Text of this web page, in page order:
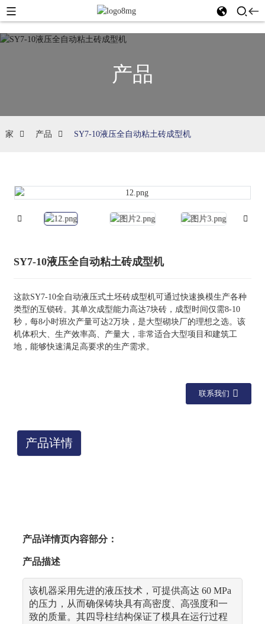
产品
家 产品 SY7-10液压全自动粘土砖成型机
SY7-10液压全自动粘土砖成型机
这款SY7-10全自动液压式土坯砖成型机可通过快速换模生产各种
类型的互锁砖。其单次成型能力高达7块砖，成型时间仅需8-10
秒，每8小时班次产量可达2万块，是大型砌块厂的理想之选。该
机体积大、生产效率高、产量大，非常适合大型项目和建筑工
地，能够快速满足高要求的生产需求。
联系我们
产品详情
产品详情页内容部分：
产品描述
该机器采用先进的液压技术，可提供高达 60 MPa
的压力，从而确保铸块具有高密度、高强度和一
致的质量。其四导柱结构保证了模具在运行过程